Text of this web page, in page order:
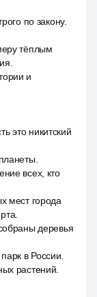
по закону.
тёплым
и
это никитский
всех, кто
мест города
деревья
в России.
растений.